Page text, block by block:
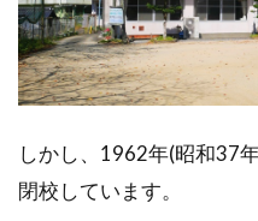
しかし、1962年(昭和37
閉校しています。